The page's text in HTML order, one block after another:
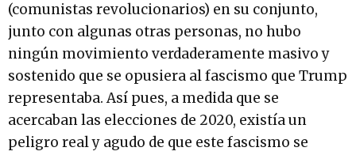
(comunistas revolucionarios) en su conjunto,
junto con algunas otras personas, no hubo
ningún movimiento verdaderamente masivo y
sostenido que se opusiera al fascismo que Trump
representaba. Así pues, a medida que se
acercaban las elecciones de 2020, existía un
peligro real y agudo de que este fascismo se